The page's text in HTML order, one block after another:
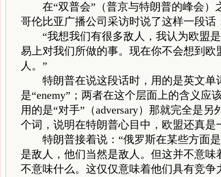
在“双普会”（普京与特朗普的峰会）
哥伦比亚广播公司采访时说了这样一段话
“我想我们有很多敌人，我认为欧盟是
易上对我们所做的事。现在你不会想到欧
人。”
特朗普在说这段话时，用的是英文单
是“enemy”；两者在这个层面上的含义应
用的是“对手”（adversary）那就完全是另
个词，说明在特朗普心目中，欧盟还真是
特朗普接着说：“俄罗斯在某些方面是
是敌人，他们当然是敌人。但这并不意味
不意味什么。这仅仅意味着他们具有竞争